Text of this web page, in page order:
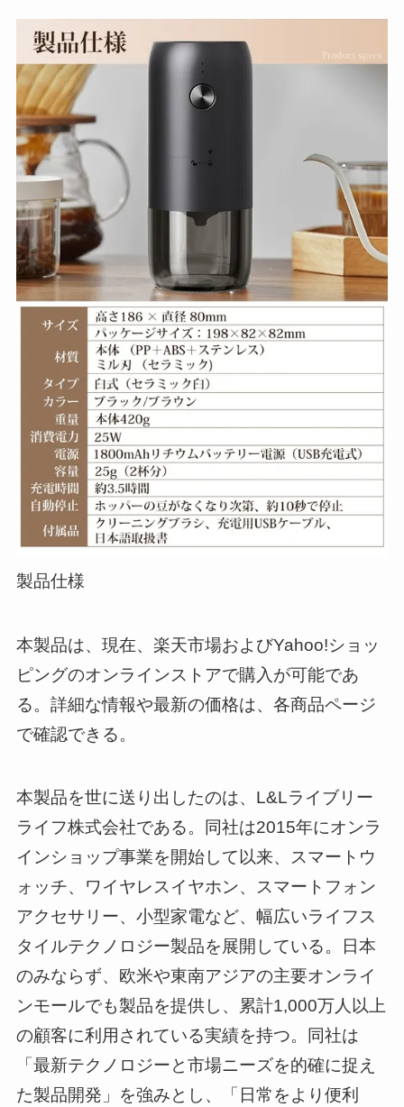
製品仕様
本製品は、現在、楽天市場およびYahoo!ショッ
ピングのオンラインストアで購入が可能であ
る。詳細な情報や最新の価格は、各商品ページ
で確認できる。
本製品を世に送り出したのは、L&Lライブリー
ライフ株式会社である。同社は2015年にオンラ
インショップ事業を開始して以来、スマートウ
ォッチ、ワイヤレスイヤホン、スマートフォン
アクセサリー、小型家電など、幅広いライフス
タイルテクノロジー製品を展開している。日本
のみならず、欧米や東南アジアの主要オンライ
ンモールでも製品を提供し、累計1,000万人以上
の顧客に利用されている実績を持つ。同社は
「最新テクノロジーと市場ニーズを的確に捉え
た製品開発」を強みとし、「日常をより便利